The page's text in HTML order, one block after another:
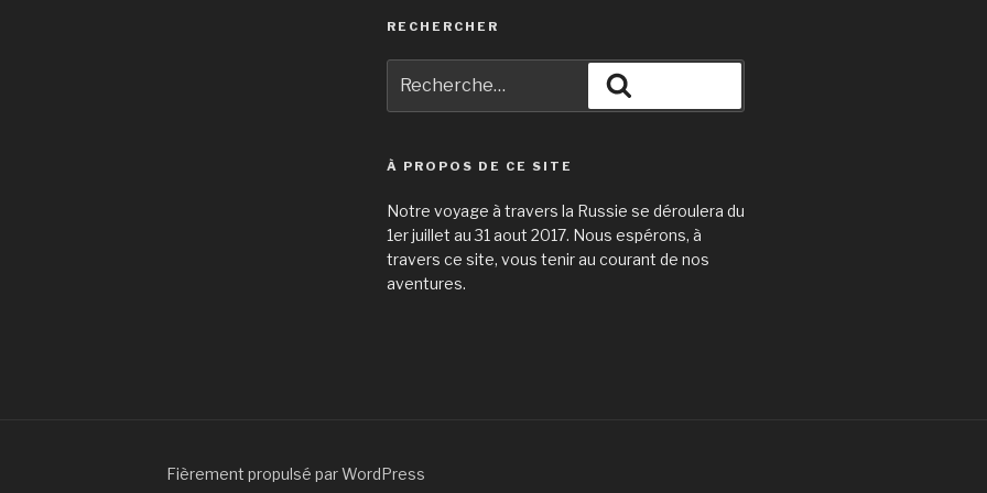
RECHERCHER
pour
:
À PROPOS DE CE SITE
Notre voyage à travers la Russie se déroulera du
1er juillet au 31 aout 2017. Nous espérons, à
travers ce site, vous tenir au courant de nos
aventures.
Fièrement propulsé par WordPress